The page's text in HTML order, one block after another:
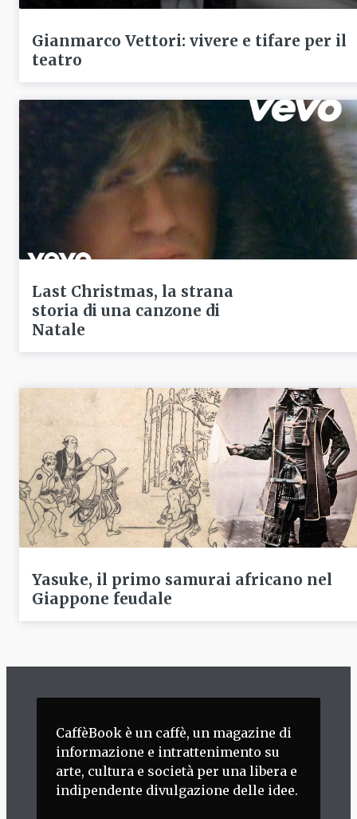
Gianmarco Vettori: vivere e tifare per il
teatro
Last Christmas, la strana
storia di una canzone di
Natale
Yasuke, il primo samurai africano nel
Giappone feudale
CaffèBook è un caffè, un magazine di
informazione e intrattenimento su
arte, cultura e società per una libera e
indipendente divulgazione delle idee.